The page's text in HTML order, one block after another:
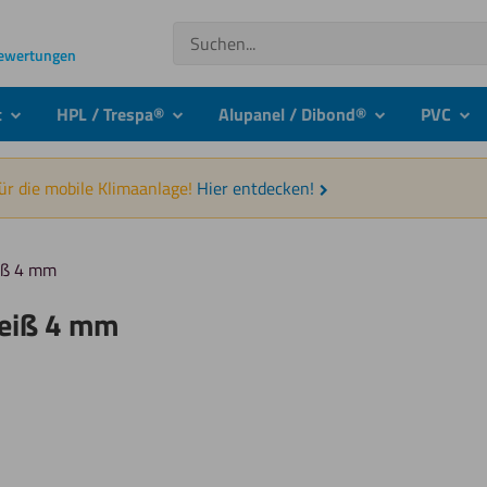
Suchen
submenuHPL / Trespa® submenuAlupanel / Dibond® submenuPVC
die mobile Klimaanlage! Hier entdecken!
4 mm
4 mm